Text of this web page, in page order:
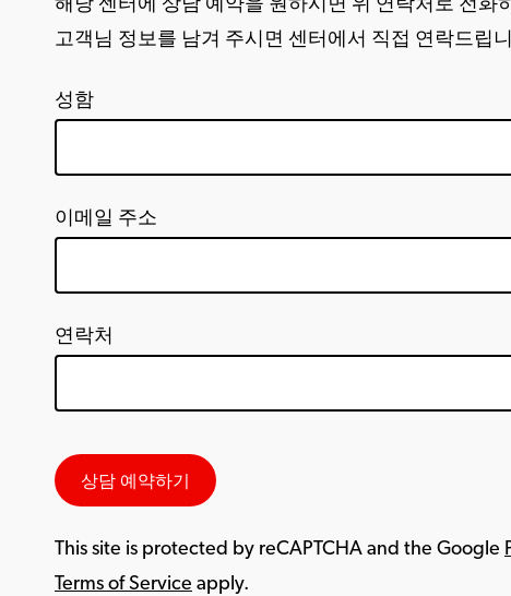
해당 센터에 상담 예약을 원하시면 위 연락처로 전화
고객님 정보를 남겨 주시면 센터에서 직접 연락드립
성함
이메일 주소
연락처
This site is protected by reCAPTCHA and the Google
Terms of Service apply.